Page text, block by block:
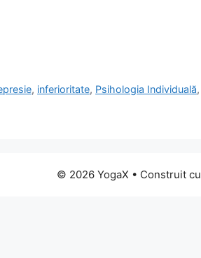
, inferioritate, Psihologia Individuală,
© 2026 YogaX • Construit cu